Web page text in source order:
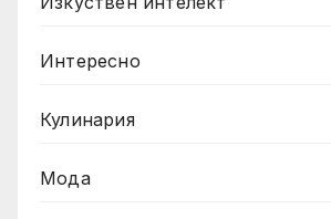
Интересно
Кулинария
Мода